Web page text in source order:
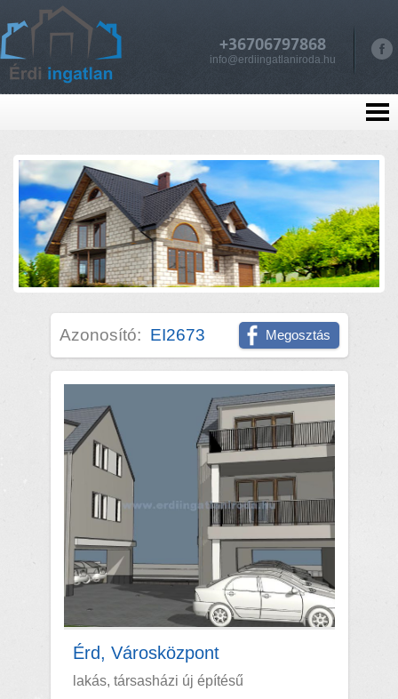
+36706797868
info@erdiingatlaniroda.hu
Azonosító: EI2673 Megosztás
Érd, Városközpont
lakás, társasházi új építésű